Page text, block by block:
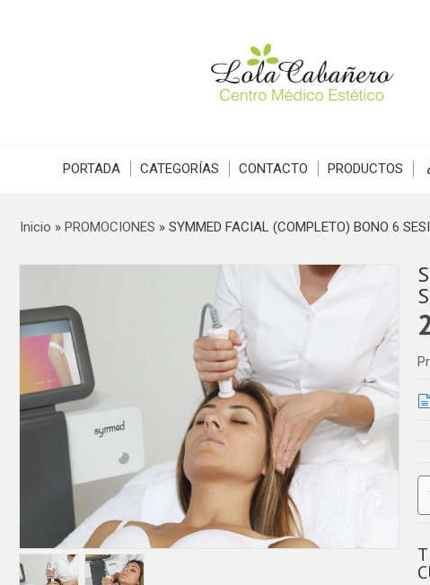
PORTADA CATEGORÍAS CONTACTO PRODUCTOS
Inicio » PROMOCIONES » SYMMED FACIAL (COMPLETO) BONO 6